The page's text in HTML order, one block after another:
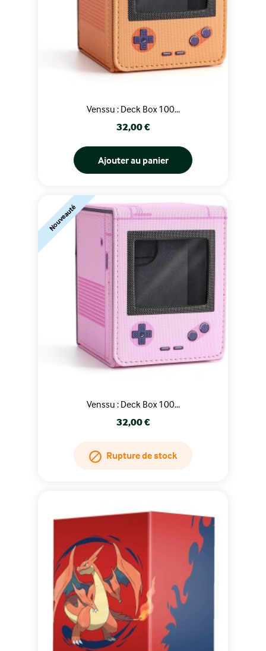
Venssu : Deck Box 100...
Prix
32,00 €
Ajouter au panier
Venssu : Deck Box 100...
Prix
32,00 €
Rupture de stock
Nouveauté